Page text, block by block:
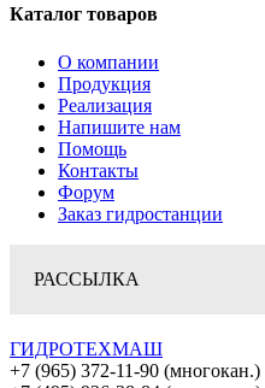
Каталог товаров
О компании
Продукция
Реализация
Напишите нам
Помощь
Контакты
Форум
Заказ гидростанции
РАССЫЛКА
ГИДРОТЕХМАШ
+7 (965) 372-11-90 (многокан.)